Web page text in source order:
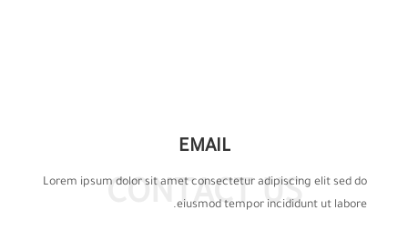
CONTACT US
EMAIL
Lorem ipsum dolor sit amet consectetur adipiscing elit sed do
eiusmod tempor incididunt ut labore.